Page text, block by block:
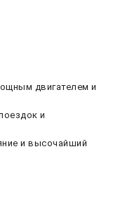
двигателем и
и
и высочайший